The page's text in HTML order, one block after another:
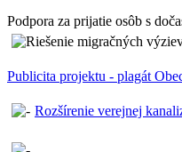
Podpora za prijatie osôb s
Publicita projektu - plagát
Rozšírenie verejnej